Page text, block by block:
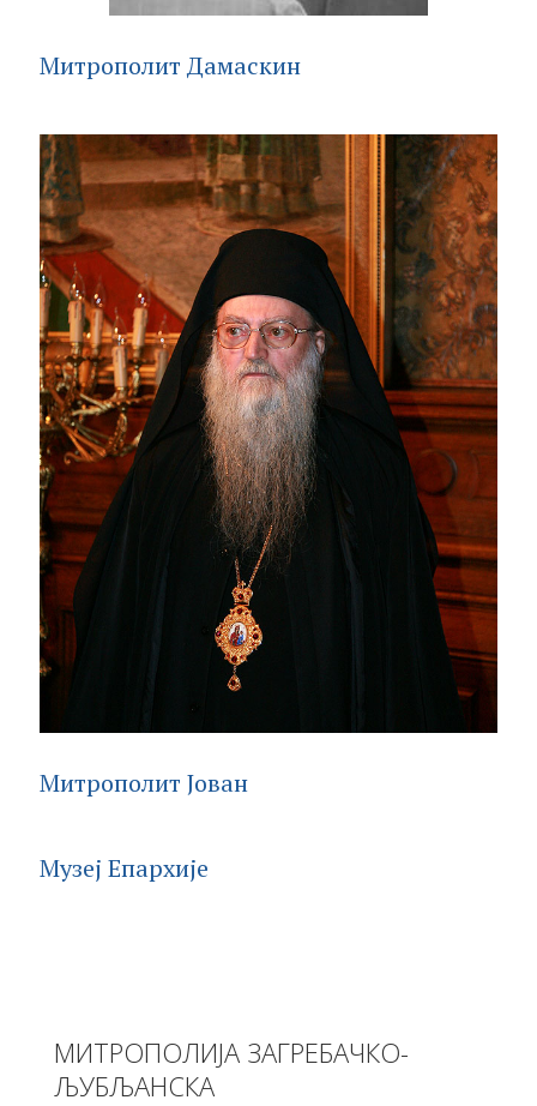
Митрополит Дамаскин
Митрополит Јован
Музеј Епархије
МИТРОПОЛИЈА ЗАГРЕБАЧКО-
ЉУБЉАНСКА